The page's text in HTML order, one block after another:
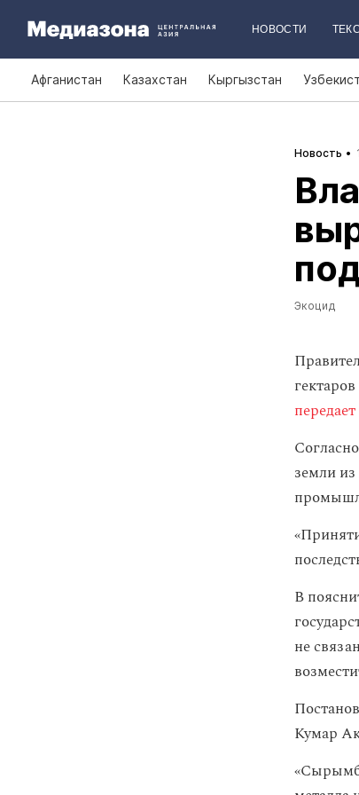
НОВОСТИ
Афганистан Казахстан Кыргызстан
Новость
Экоцид
передает
Согласно
земли
В
не
Кумар